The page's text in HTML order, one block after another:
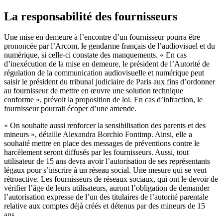
La responsabilité des fournisseurs
Une mise en demeure à l’encontre d’un fournisseur pourra être
prononcée par l’Arcom, le gendarme français de l’audiovisuel et du
numérique, si celle-ci constate des manquements. « En cas
d’inexécution de la mise en demeure, le président de l’Autorité de
régulation de la communication audiovisuelle et numérique peut
saisir le président du tribunal judiciaire de Paris aux fins d’ordonner
au fournisseur de mettre en œuvre une solution technique
conforme », prévoit la proposition de loi. En cas d’infraction, le
fournisseur pourrait écoper d’une amende.
« On souhaite aussi renforcer la sensibilisation des parents et des
mineurs », détaille Alexandra Borchio Fontimp. Ainsi, elle a
souhaité mettre en place des messages de préventions contre le
harcèlement seront diffusés par les fournisseurs. Aussi, tout
utilisateur de 15 ans devra avoir l’autorisation de ses représentants
légaux pour s’inscrire à un réseau social. Une mesure qui se veut
rétroactive. Les fournisseurs de réseaux sociaux, qui ont le devoir de
vérifier l’âge de leurs utilisateurs, auront l’obligation de demander
l’autorisation expresse de l’un des titulaires de l’autorité parentale
relative aux comptes déjà créés et détenus par des mineurs de 15